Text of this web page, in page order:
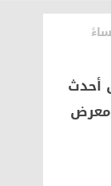
أحدث
معرض